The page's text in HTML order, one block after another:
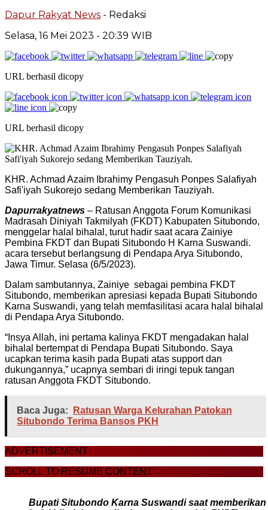
Dapur Rakyat News - Redaksi
Selasa, 16 Mei 2023 - 20:39 WIB
URL berhasil dicopy
URL berhasil dicopy
KHR. Achmad Azaim Ibrahimy Pengasuh Ponpes Salafiyah
Safi'iyah Sukorejo sedang Memberikan Tauziyah.
Dapurrakyatnews – Ratusan Anggota Forum Komunikasi
Madrasah Diniyah Takmilyah (FKDT) Kabupaten Situbondo,
menggelar halal bihalal, turut hadir saat acara Zainiye
Pembina FKDT dan Bupati Situbondo H Karna Suswandi.
acara tersebut berlangsung di Pendapa Arya Situbondo,
Jawa Timur. Selasa (6/5/2023).
Dalam sambutannya, Zainiye sebagai pembina FKDT
Situbondo, memberikan apresiasi kepada Bupati Situbondo
Karna Suswandi, yang telah memfasilitasi acara halal bihalal
di Pendapa Arya Situbondo.
“Insya Allah, ini pertama kalinya FKDT mengadakan halal
bihalal bertempat di Pendapa Bupati Situbondo. Saya
ucapkan terima kasih pada Bupati atas support dan
dukungannya,” ucapnya sembari di iringi tepuk tangan
ratusan Anggota FKDT Situbondo.
Baca Juga:
Ratusan Warga Kelurahan Patokan
Situbondo Terima Bansos PKH
ADVERTISEMENT
SCROLL TO RESUME CONTENT
Bupati Situbondo Karna Suswandi saat